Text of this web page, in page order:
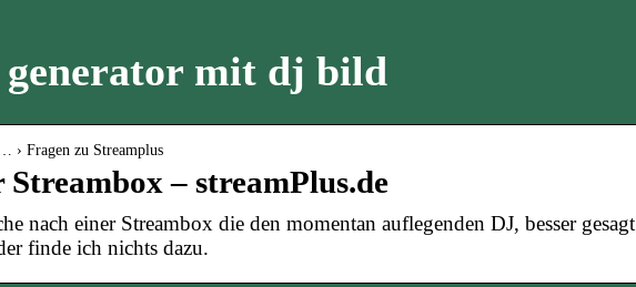
generator mit dj bild
› Fragen zu Streamplus
– streamPlus.de
nach einer Streambox die den momentan auflegenden DJ, besser gesagt
finde ich nichts dazu.